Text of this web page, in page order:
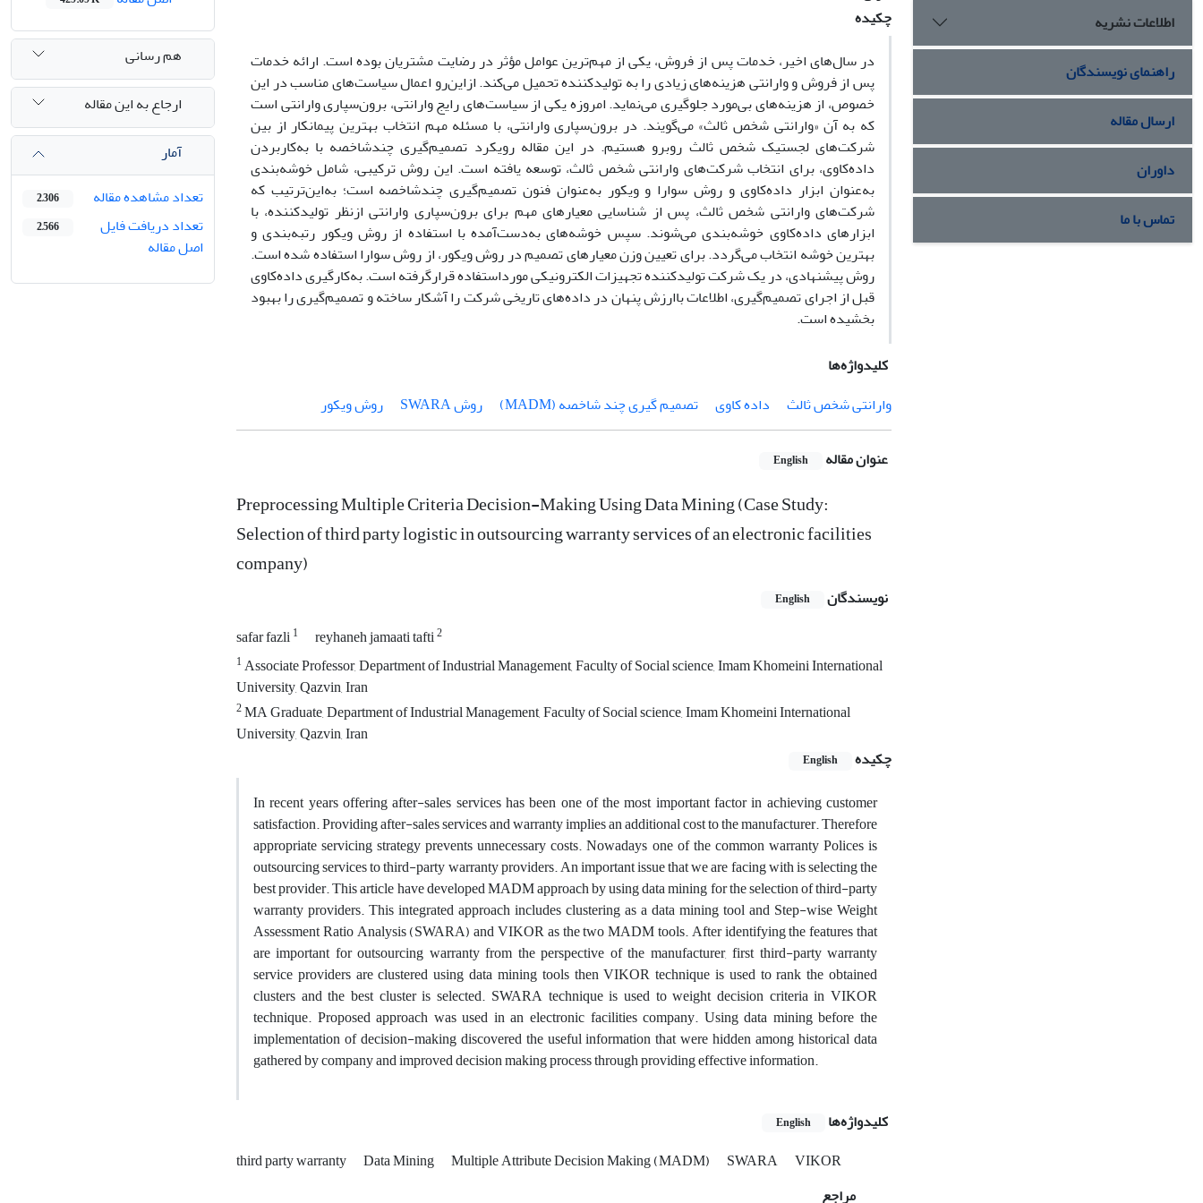
چکیده
در سال‌های اخیر، خدمات پس از فروش، یکی از مهم‌‌ترین عوامل مؤثر در رضایت مشتریان بوده است. ارائه خدمات
پس از فروش و وارانتی هزینه‌‌های زیادی را به تولید‌‌کننده تحمیل می‌‌کند. ازاین‌‌رو اعمال سیاست‌‌های مناسب در این
خصوص، از هزینه‌‌‌های بی‌‌‌مورد جلوگیری می‌‌نماید. امروزه یکی از سیاست‌های رایج وارانتی، برون‌‌سپاری وارانتی است
که به آن «وارانتی شخص ثالث» می‌‌گویند. در برون‌‌سپاری وارانتی، با مسئله مهم انتخاب بهترین پیمانکار از بین
شرکت‌‌های لجستیک شخص ثالث روبرو هستیم. در این مقاله رویکرد تصمیم‌‌گیری‌‌ چندشاخصه با به‌‌‌کار‌‌بردن
داده‌‌کاوی، برای انتخاب شرکت‌‌های وارانتی شخص ثالث، توسعه ‌یافته است. این روش ترکیبی، شامل خوشه‌‌بندی
به‌عنوان ابزار داده‌‌کاوی و روش سوارا و ویکور به‌عنوان فنون تصمیم‌‌گیری‌‌ چند‌‌شاخصه است؛ به‌این‌ترتیب که
شرکت‌های وارانتی شخص ثالث، پس از شناسایی معیار‌‌های مهم برای برون‌‌سپاری وارانتی ازنظر تولید‌‌کننده، با
ابزار‌‌های داده‌‌کاوی خوشه‌‌بندی می‌‌شوند. سپس خوشه‌‌های به‌دست‌آمده با استفاده از روش ویکور رتبه‌‌بندی و
بهترین خوشه انتخاب می‌گردد. برای تعیین وزن معیار‌‌های تصمیم در روش ویکور، از روش سوارا استفاده ‌شده است.
روش پیشنهادی، در یک شرکت تولید‌‌کننده تجهیزات الکترونیکی مورداستفاده قرارگرفته است. به‌‌کار‌‌گیری داده‌‌کاوی
قبل از اجرای تصمیم‌‌گیری، اطلاعات با‌‌ارزش پنهان در داده‌‌های تاریخی شرکت را آشکار ساخته و تصمیم‌‌گیری را بهبود
بخشیده است.
کلیدواژه‌ها
وارانتی شخص ثالث
داده کاوی تصمیم گیری چند شاخصه (MADM) روش SWARA روش ویکور
عنوان مقاله English
Preprocessing Multiple Criteria Decision-Making Using Data Mining (Case Study:
Selection of third party logistic in outsourcing warranty services of an electronic facilities
company)
نویسندگان English
safar fazli1 reyhaneh jamaati tafti2
1Associate Professor, Department of Industrial Management, Faculty of Social science, Imam Khomeini International
University, Qazvin, Iran
2MA Graduate, Department of Industrial Management, Faculty of Social science, Imam Khomeini International
University, Qazvin, Iran
چکیده
English
In recent years offering after-sales services has been one of the most important factor in achieving customer
satisfaction. Providing after-sales services and warranty implies an additional cost to the manufacturer. Therefore
appropriate servicing strategy prevents unnecessary costs. Nowadays one of the common warranty Polices is
outsourcing services to third-party warranty providers. An important issue that we are facing with is selecting the
best provider. This article have developed MADM approach by using data mining for the selection of third-party
warranty providers. This integrated approach includes clustering as a data mining tool and Step-wise Weight
Assessment Ratio Analysis (SWARA) and VIKOR as the two MADM tools. After identifying the features that
are important for outsourcing warranty from the perspective of the manufacturer, first third-party warranty
service providers are clustered using data mining tools then VIKOR technique is used to rank the obtained
clusters and the best cluster is selected. SWARA technique is used to weight decision criteria in VIKOR
technique. Proposed approach was used in an electronic facilities company. Using data mining before the
implementation of decision-making discovered the useful information that were hidden among historical data
gathered by company and improved decision making process through providing effective information.
کلیدواژه‌ها English
third party warranty Data Mining Multiple Attribute Decision Making (MADM) SWARA
VIKOR
مراجع
هم رسانی
ارجاع به این مقاله
آمار
تعداد مشاهده مقاله
2,306
تعداد دریافت فایل
اصل مقاله
2,566
اطلاعات نشریه
راهنمای نویسندگان
ارسال مقاله
داوران
تماس با ما